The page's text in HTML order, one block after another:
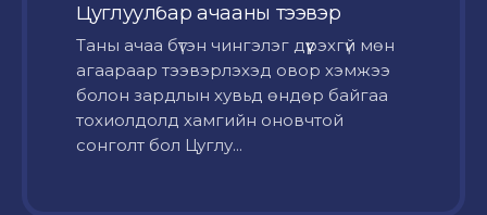
Цуглуулбар ачааны тээвэр
Таны ачаа бүтэн чингэлэг дүүрэхгүй мөн
агаараар тээвэрлэхэд овор хэмжээ
болон зардлын хувьд өндөр байгаа
тохиолдолд хамгийн оновчтой
сонголт бол Цуглу...